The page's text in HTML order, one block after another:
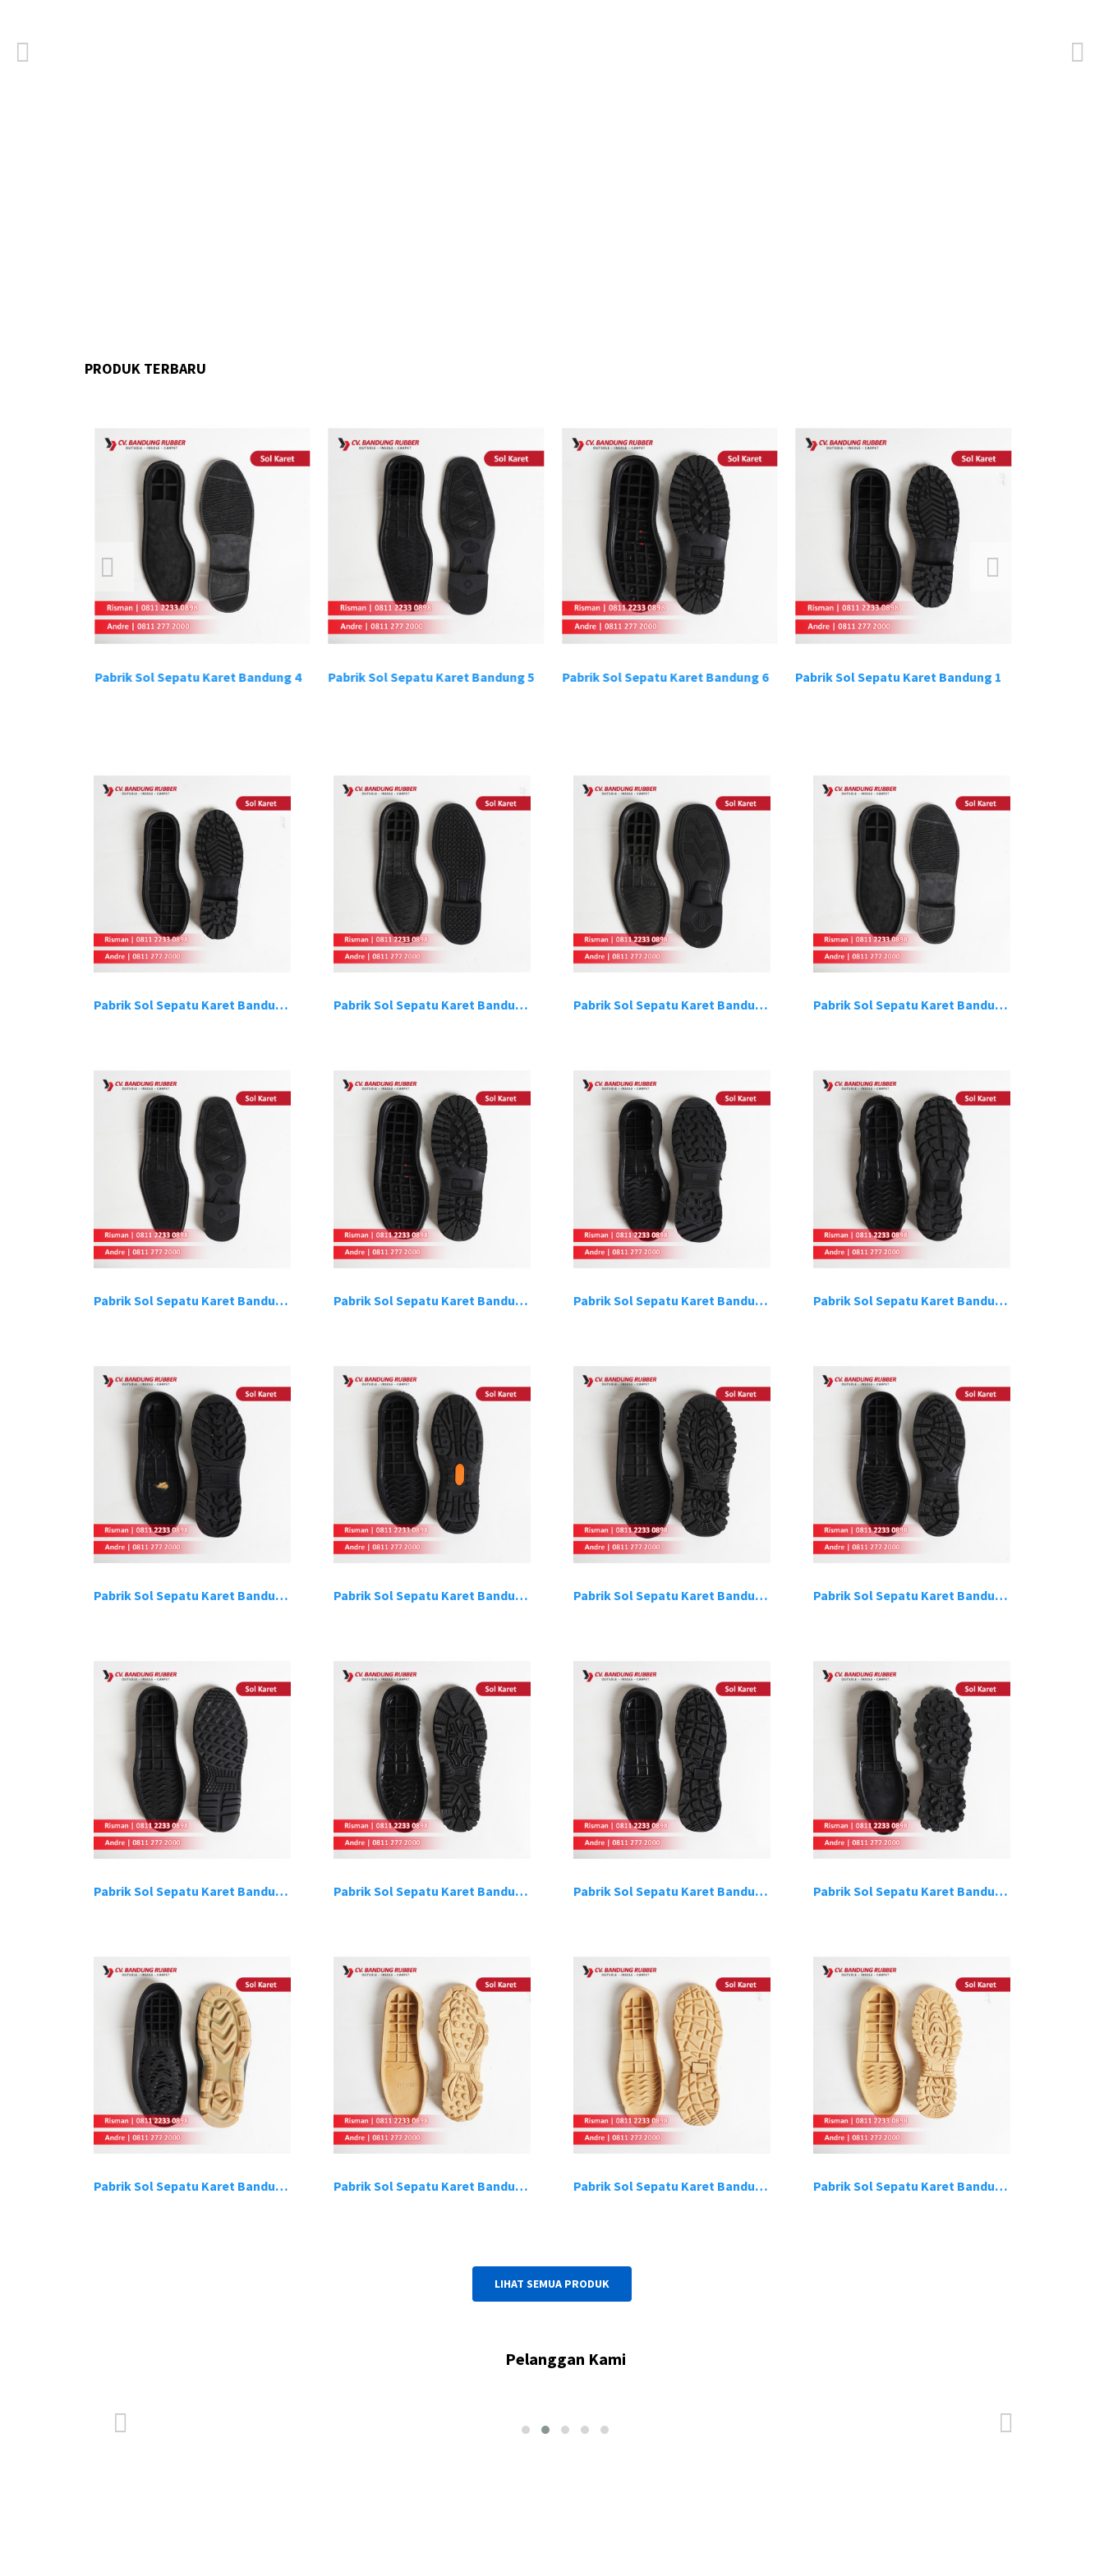
PRODUK TERBARU
Pabrik Sol Sepatu Karet Bandung 4 Pabrik Sol Sepatu Karet Bandung 5 Pabrik Sol Sepatu Karet Bandung 6 Pabrik Sol Sepatu Karet Bandung 1
Pabrik Sol Sepatu Karet Bandung 1 Pabrik Sol Sepatu Karet Bandung 2 Pabrik Sol Sepatu Karet Bandung 3 Pabrik Sol Sepatu Karet Bandung 4
Pabrik Sol Sepatu Karet Bandung 5 Pabrik Sol Sepatu Karet Bandung 6 Pabrik Sol Sepatu Karet Bandung 7 Pabrik Sol Sepatu Karet Bandung 8
Pabrik Sol Sepatu Karet Bandung 9 Pabrik Sol Sepatu Karet Bandung 10 Pabrik Sol Sepatu Karet Bandung 11 Pabrik Sol Sepatu Karet Bandung 12
Pabrik Sol Sepatu Karet Bandung 13 Pabrik Sol Sepatu Karet Bandung 14 Pabrik Sol Sepatu Karet Bandung 15 Pabrik Sol Sepatu Karet Bandung 16
Pabrik Sol Sepatu Karet Bandung 17 Pabrik Sol Sepatu Karet Bandung 18 Pabrik Sol Sepatu Karet Bandung 19 Pabrik Sol Sepatu Karet Bandung 20
LIHAT SEMUA PRODUK
Pelanggan Kami